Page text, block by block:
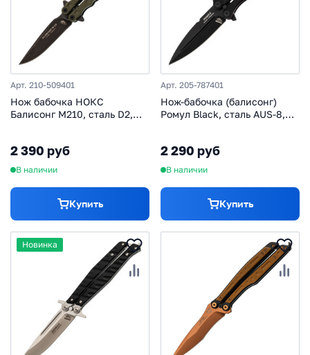
Арт. 210-509401
Нож бабочка НОКС
Балисонг М210, сталь D2,
2 390 руб
В наличии
Купить
Арт. 205-787401
Нож-бабочка (балисонг)
Ромул Black, сталь AUS-8,
2 290 руб
В наличии
Купить
Новинка